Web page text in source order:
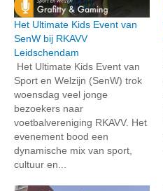
Het Ultimate Kids Event van
SenW bij RKAVV
Leidschendam
Het Ultimate Kids Event van
Sport en Welzijn (SenW) trok
woensdag veel jonge
bezoekers naar
voetbalvereniging RKAVV. Het
evenement bood een
dynamische mix van sport,
cultuur en...